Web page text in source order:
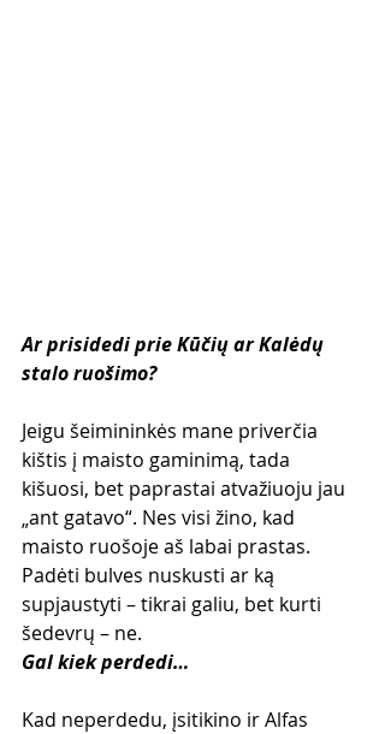
Ar prisidedi prie Kūčių ar Kalėdų
stalo ruošimo?
Jeigu šeimininkės mane priverčia
kištis į maisto gaminimą, tada
kišuosi, bet paprastai atvažiuoju jau
„ant gatavo“. Nes visi žino, kad
maisto ruošoje aš labai prastas.
Padėti bulves nuskusti ar ką
supjaustyti – tikrai galiu, bet kurti
šedevrų – ne.
Gal kiek perdedi…
Kad neperdedu, įsitikino ir Alfas